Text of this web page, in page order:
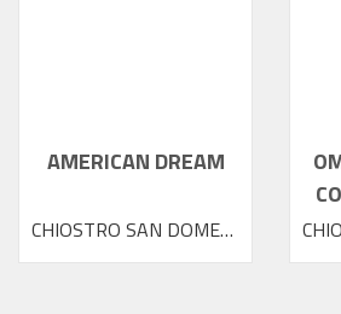
AMERICAN DREAM
CHIOSTRO SAN DOMENICO